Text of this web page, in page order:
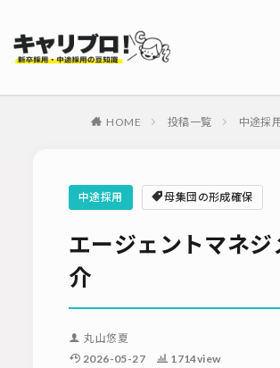
HOME 投稿一覧 中途採
中途採用 母集団の形成確保
エージェントマネ
介
丸山悠夏
2026-05-27
1714view